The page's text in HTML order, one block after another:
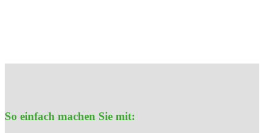
So einfach machen Sie mit: